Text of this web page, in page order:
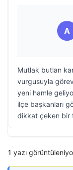
A
Mutlak butlan
vurgusuyla
yeni hamle
ilçe başkanları
dikkat çeken bir
1 yazı